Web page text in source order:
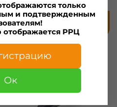
Лимон
только
и подтвержденным
РРЦ
Ок